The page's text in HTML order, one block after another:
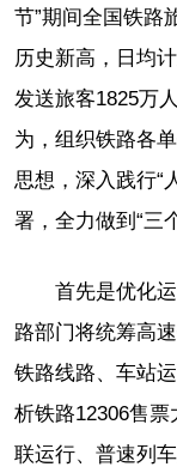
节”期间全国铁路
历史新高，日均
发送旅客1825万
为，组织铁路各
思想，深入践行“
署，全力做到“三
首先是优化
路部门将统筹高
铁路线路、车站
析铁路12306售
联运行、普速列